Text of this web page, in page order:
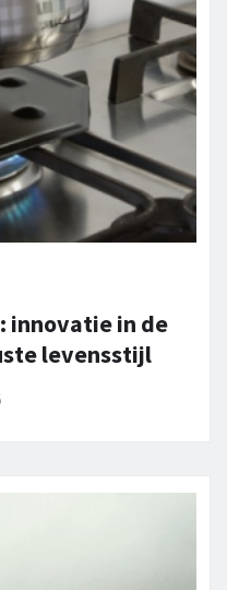
innovatie in de
levensstijl